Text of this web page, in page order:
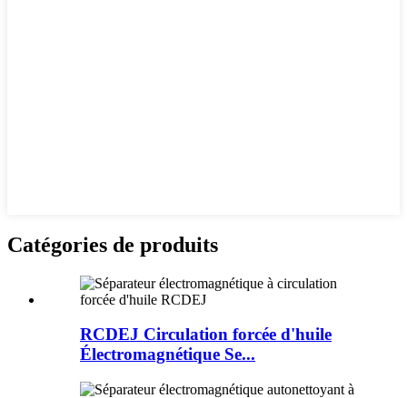
Catégories de produits
RCDEJ Circulation forcée d'huile
Électromagnétique Se...